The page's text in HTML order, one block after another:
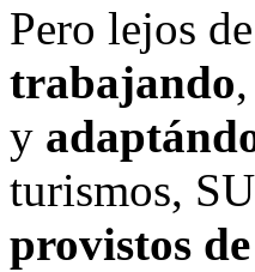
Pero lejos
trabajando
y
turismos,
provistos